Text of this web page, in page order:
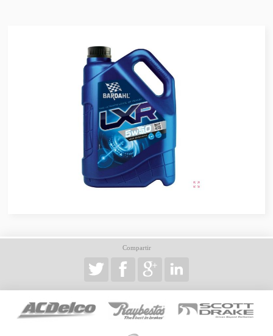
Compartir